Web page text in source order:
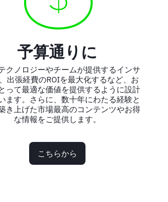
予算通りに
クノロジーやチームが提供するインサ
出張経費のROIを最大化するなど、お
って最適な価値を提供するように設計
ます。さらに、数十年にわたる経験と
き上げた市場最高のコンテンツやお得
な情報をご提供します。
こちらから